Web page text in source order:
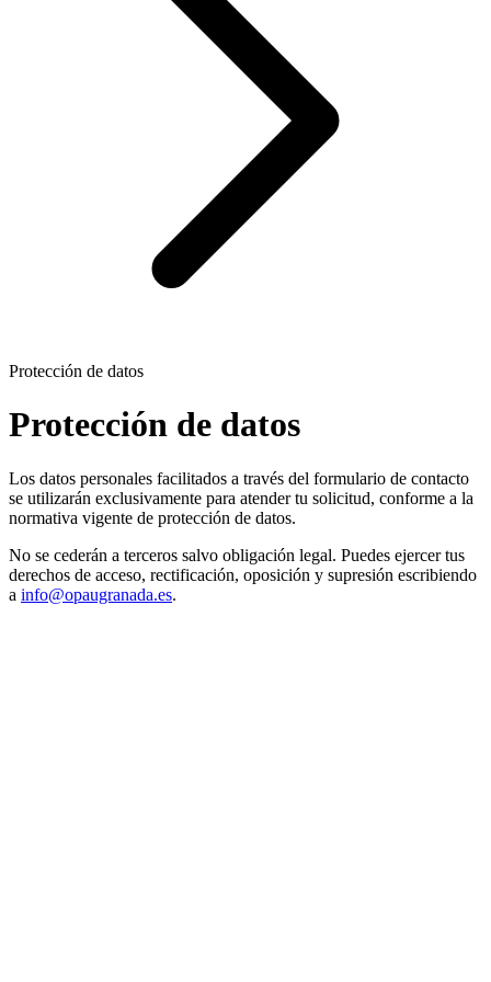
Protección de datos
Protección de datos
Los datos personales facilitados a través del formulario de contacto
se utilizarán exclusivamente para atender tu solicitud, conforme a la
normativa vigente de protección de datos.
No se cederán a terceros salvo obligación legal. Puedes ejercer tus
derechos de acceso, rectificación, oposición y supresión escribiendo
a info@opaugranada.es.